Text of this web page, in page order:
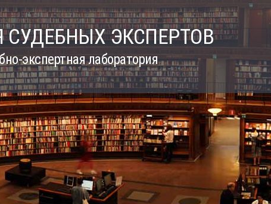
СУДЕБНЫХ ЭКСПЕРТОВ
экспертная лаборатория